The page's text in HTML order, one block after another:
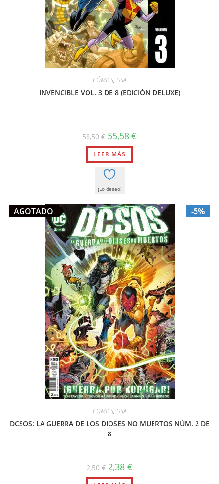
CÓMICS, USA
INVENCIBLE VOL. 3 DE 8 (EDICIÓN DELUXE)
58,50€ El
precio
original
era:
58,50 €.
55,58 €
LEER MÁS
¡Lo deseo!
-5%
AGOTADO
CÓMICS, USA
DCSOS: LA GUERRA DE LOS DIOSES NO MUERTOS NÚM. 2 DE
8
2,50€ El
precio
original
2,38 €
actual